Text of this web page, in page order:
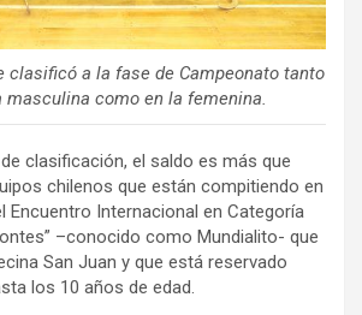
clasificó a la fase de Campeonato tanto
masculina como en la femenina.
clasificación, el saldo es más que
chilenos que están compitiendo en
Encuentro Internacional en Categoría
–conocido como Mundialito- que
San Juan y que está reservado
los 10 años de edad.